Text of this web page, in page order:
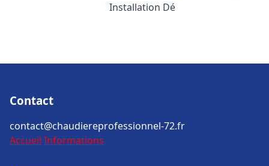
Installation Dé
Contact
contact@chaudiereprofessionnel-72.fr
Accueil Informations